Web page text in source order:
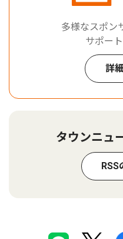
多様なスポン
サポー
詳
タウンニュ
RSS